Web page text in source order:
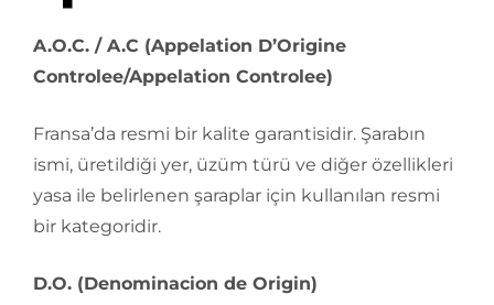
A.O.C. / A.C (Appelation D’Origine
Controlee/Appelation Controlee)
Fransa’da resmi bir kalite garantisidir. Şarabın
ismi, üretildiği yer, üzüm türü ve diğer özellikleri
yasa ile belirlenen şaraplar için kullanılan resmi
bir kategoridir.
D.O. (Denominacion de Origin)